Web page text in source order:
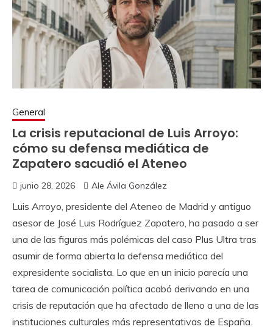
General
La crisis reputacional de Luis Arroyo:
cómo su defensa mediática de
Zapatero sacudió el Ateneo
junio 28, 2026 Ale Ávila González
Luis Arroyo, presidente del Ateneo de Madrid y antiguo
asesor de José Luis Rodríguez Zapatero, ha pasado a ser
una de las figuras más polémicas del caso Plus Ultra tras
asumir de forma abierta la defensa mediática del
expresidente socialista. Lo que en un inicio parecía una
tarea de comunicación política acabó derivando en una
crisis de reputación que ha afectado de lleno a una de las
instituciones culturales más representativas de España.